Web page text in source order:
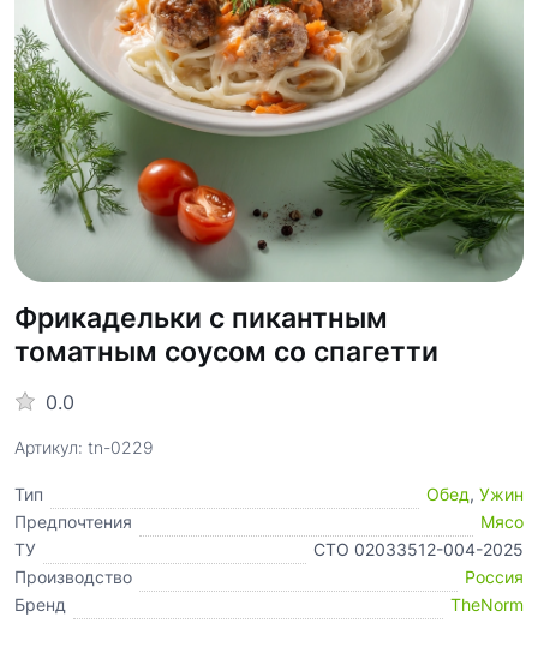
Фрикадельки с пикантным
томатным соусом со спагетти
0.0
Артикул: tn-0229
Тип Обед, Ужин
Предпочтения
Мясо
ТУ
СТО 02033512-004-2025
Производство
Россия
Бренд
TheNorm